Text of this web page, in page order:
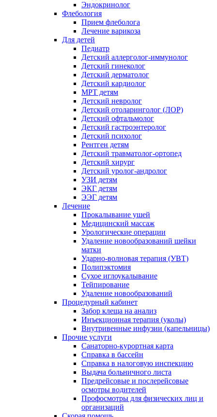
Эндокринолог
Флебология
Прием флеболога
Лечение варикоза
Для детей
Педиатр
Детский аллерголог-иммунолог
Детский гинеколог
Детский дерматолог
Детский кардиолог
МРТ детям
Детский невролог
Детский отоларинголог (ЛОР)
Детский офтальмолог
Детский гастроэнтеролог
Детский психолог
Рентген детям
Детский травматолог-ортопед
Детский хирург
Детский уролог-андролог
УЗИ детям
ЭКГ детям
ЭЭГ детям
Лечение
Прокалывание ушей
Медицинский массаж
Урологические операции
Удаление новообразований шейки
матки
Ударно-волновая терапия (УВТ)
Полипэктомия
Сухое иглоукалывание
Тейпирование
Удаление новообразований
Процедурный кабинет
Забор клеща на анализ
Инъекционная терапия (уколы)
Внутривенные инфузии (капельницы)
Прочие услуги
Санаторно-курортная карта
Справка в бассейн
Справка в налоговую инспекцию
Выдача больничного листа
Предрейсовые и послерейсовые
осмотры водителей
Профосмотры для физических лиц и
организаций